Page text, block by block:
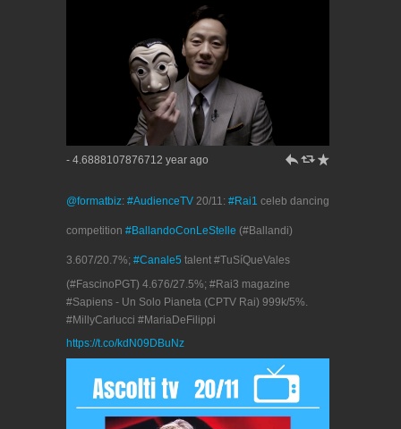
- 4.6888107876712 year ago h J R
@formatbiz: #AudienceTV 20/11: #Rai1 celeb dancing
competition #BallandoConLeStelle (#Ballandi)
3.607/20.7%; #Canale5 talent #TuSíQueVales
(#FascinoPGT) 4.676/27.5%; #Rai3 magazine
#Sapiens - Un Solo Pianeta (CPTV Rai) 999k/5%.
#MillyCarlucci #MariaDeFilippi
https://t.co/kdN09DBuNz